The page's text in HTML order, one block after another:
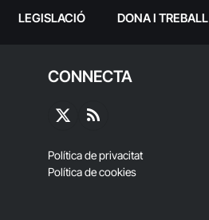
LEGISLACIÓ DONA I TREBALL
CONNECTA
X
RSS
Política de privacitat
Política de cookies